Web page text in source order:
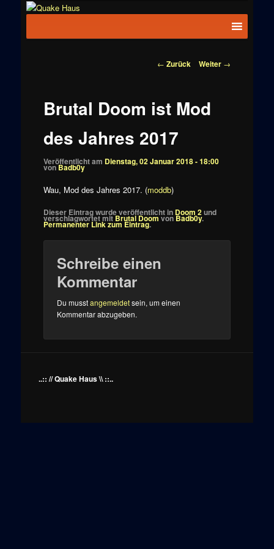
News zu
Beitragsnavigation
← Zurück Weiter →
Brutal Doom ist Mod
des Jahres 2017
Veröffentlicht am Dienstag, 02 Januar 2018 - 18:00
vonBadb0y
Wau, Mod des Jahres 2017. (moddb)
Dieser Eintrag wurde veröffentlicht in Doom 2und
verschlagwortet mitBrutal DoomvonBadb0y.
Permanenter Link zum Eintrag.
Schreibe einen
Kommentar
Du musstangemeldetsein, um einen
Kommentar abzugeben.
..:: // Quake Haus \\ ::..